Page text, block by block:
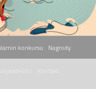
konkursu Nagrody